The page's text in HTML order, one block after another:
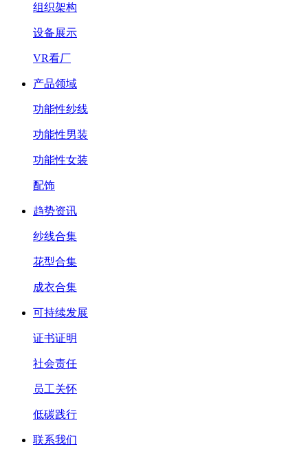
组织架构
设备展示
VR看厂
产品领域
功能性纱线
功能性男装
功能性女装
配饰
趋势资讯
纱线合集
花型合集
成衣合集
可持续发展
证书证明
社会责任
员工关怀
低碳践行
联系我们